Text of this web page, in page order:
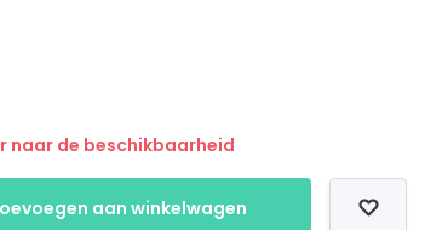
naar de beschikbaarheid
aan winkelwagen